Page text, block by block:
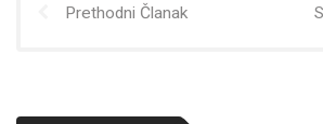
Prethodni Članak